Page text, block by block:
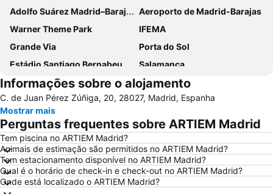
Adolfo Suárez Madrid–Barajas Airport
Aeroporto de Madrid-Barajas
Warner Theme Park
IFEMA
Grande Via
Porta do Sol
Estádio Santiago Bernabeu
Salamanca
Atocha
Estación Sur
Estadio Metropolitano Metro Station
Barajas
Metropolitano Metro Station
Chamartín
Estação de Atocha
Praça Central /maior
De Chueca
Madrid
Madrid Arena
Parque de Atracciones de Madrid
Parque Retiro
Palacio de Vistalegre
Informações sobre o alojamento
C. de Juan Pérez Zúñiga, 20, 28027, Madrid, Espanha
Mostrar mais
Perguntas frequentes sobre ARTIEM Madrid
Tem piscina no ARTIEM Madrid?
Animais de estimação são permitidos no ARTIEM Madrid?
Tem estacionamento disponível no ARTIEM Madrid?
Qual é o horário de check-in e check-out no ARTIEM Madrid?
Onde está localizado o ARTIEM Madrid?